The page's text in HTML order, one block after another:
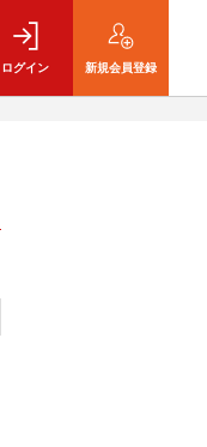
ログイン 新規会員登録